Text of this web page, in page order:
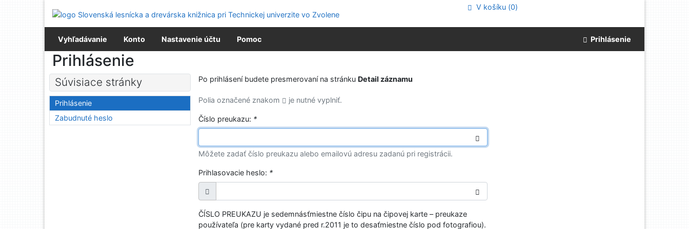
Prejsť na menu
Prehlásenie o webovej prístupnosti
V košíku (0)
Vyhľadávanie Konto Nastavenie účtu Pomoc Prihlásenie
Prihlásenie
Po prihlásení budete presmerovaní na stránku Detail záznamu
Polia označené znakom je nutné vyplniť.
Číslo preukazu: *
Môžete zadať číslo preukazu alebo emailovú adresu zadanú pri registrácii.
Prihlasovacie heslo: *
ČÍSLO PREUKAZU je sedemnásťmiestne číslo čipu na čipovej karte – preukaze
používateľa (pre karty vydané pred r.2011 je to desaťmiestne číslo pod fotografiou).
Súvisiace stránky
Prihlásenie
Zabudnuté heslo